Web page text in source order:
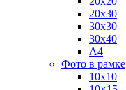
20х30
30х30
30х40
А4
Фото в рамке
10х10